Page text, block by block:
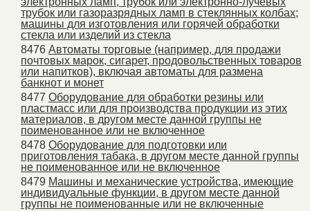
трубок или газоразрядных ламп в стеклянных колбах;
машины для изготовления или горячей обработки
стекла или изделий из стекла
8476 Автоматы торговые (например, для продажи
почтовых марок, сигарет, продовольственных товаров
или напитков), включая автоматы для размена
банкнот и монет
8477 Оборудование для обработки резины или
пластмасс или для производства продукции из этих
материалов, в другом месте данной группы не
поименованное или не включенное
8478 Оборудование для подготовки или
приготовления табака, в другом месте данной группы
не поименованное или не включенное
8479 Машины и механические устройства, имеющие
индивидуальные функции, в другом месте данной
группы не поименованные или не включенные